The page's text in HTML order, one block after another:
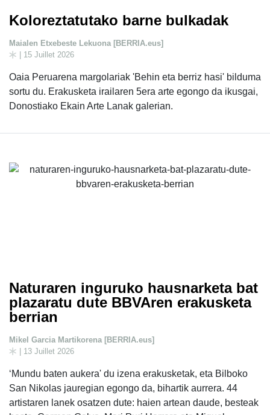
Koloreztatutako barne bulkadak
Maialen Etxebeste Lekuona [BERRIA.eus]
| 15 Juillet 2026
Oaia Peruarena margolariak 'Behin eta berriz hasi' bilduma
sortu du. Erakusketa irailaren 5era arte egongo da ikusgai,
Donostiako Ekain Arte Lanak galerian.
Naturaren inguruko hausnarketa bat
plazaratu dute BBVAren erakusketa
berrian
Mikel Garcia Martikorena [BERRIA.eus]
| 13 Juillet 2026
‘Mundu baten aukera' du izena erakusketak, eta Bilboko
San Nikolas jauregian egongo da, bihartik aurrera. 44
artistaren lanek osatzen dute: haien artean daude, besteak